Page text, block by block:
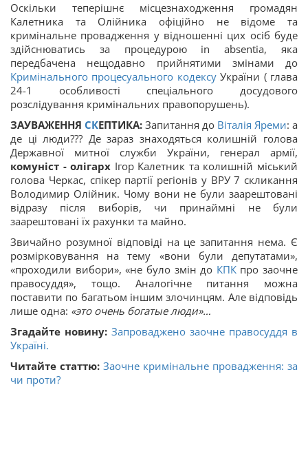
Оскільки теперішнє місцезнаходження громадян
Калетника та Олійника офіційно не відоме та
кримінальне провадження у відношенні цих осіб буде
здійснюватись за процедурою in absentia, яка
передбачена нещодавно прийнятими змінами до
Кримінального процесуального кодексуУкраїни ( глава
24-1 особливості спеціального досудового
розслідування кримінальних правопорушень).
ЗАУВАЖЕННЯ СКЕПТИКА: Запитання до Віталія Яреми: а
де ці люди??? Де зараз знаходяться колишній голова
Державної митної служби України, генерал армії,
комуніст - олігарх Ігор Калетник та колишній міський
голова Черкас, спікер партії регіонів у ВРУ 7 скликання
Володимир Олійник. Чому вони не були заарештовані
відразу після виборів, чи принаймні не були
заарештовані їх рахунки та майно.
Звичайно розумної відповіді на це запитання нема. Є
розмірковування на тему «вони були депутатами»,
«проходили вибори», «не було змін до КПКпро заочне
правосуддя», тощо. Аналогічне питання можна
поставити по багатьом іншим злочинцям. Але відповідь
лише одна: «это очень богатые люди»…
Згадайте новину: Запроваджено заочне правосуддя в
Україні.
Читайте статтю: Заочне кримінальне провадження: за
чи проти?